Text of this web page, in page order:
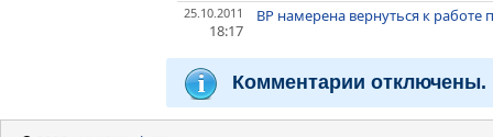
25.10.2011
18:17
BP намерена вернуться к
Комментарии отключены.